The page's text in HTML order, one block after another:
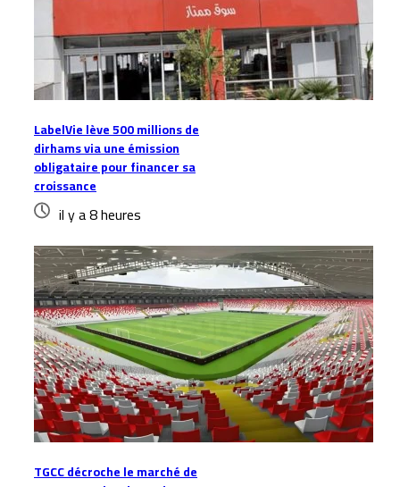
LabelVie lève 500 millions de
dirhams via une émission
obligataire pour financer sa
croissance
il y a 8 heures
TGCC décroche le marché de